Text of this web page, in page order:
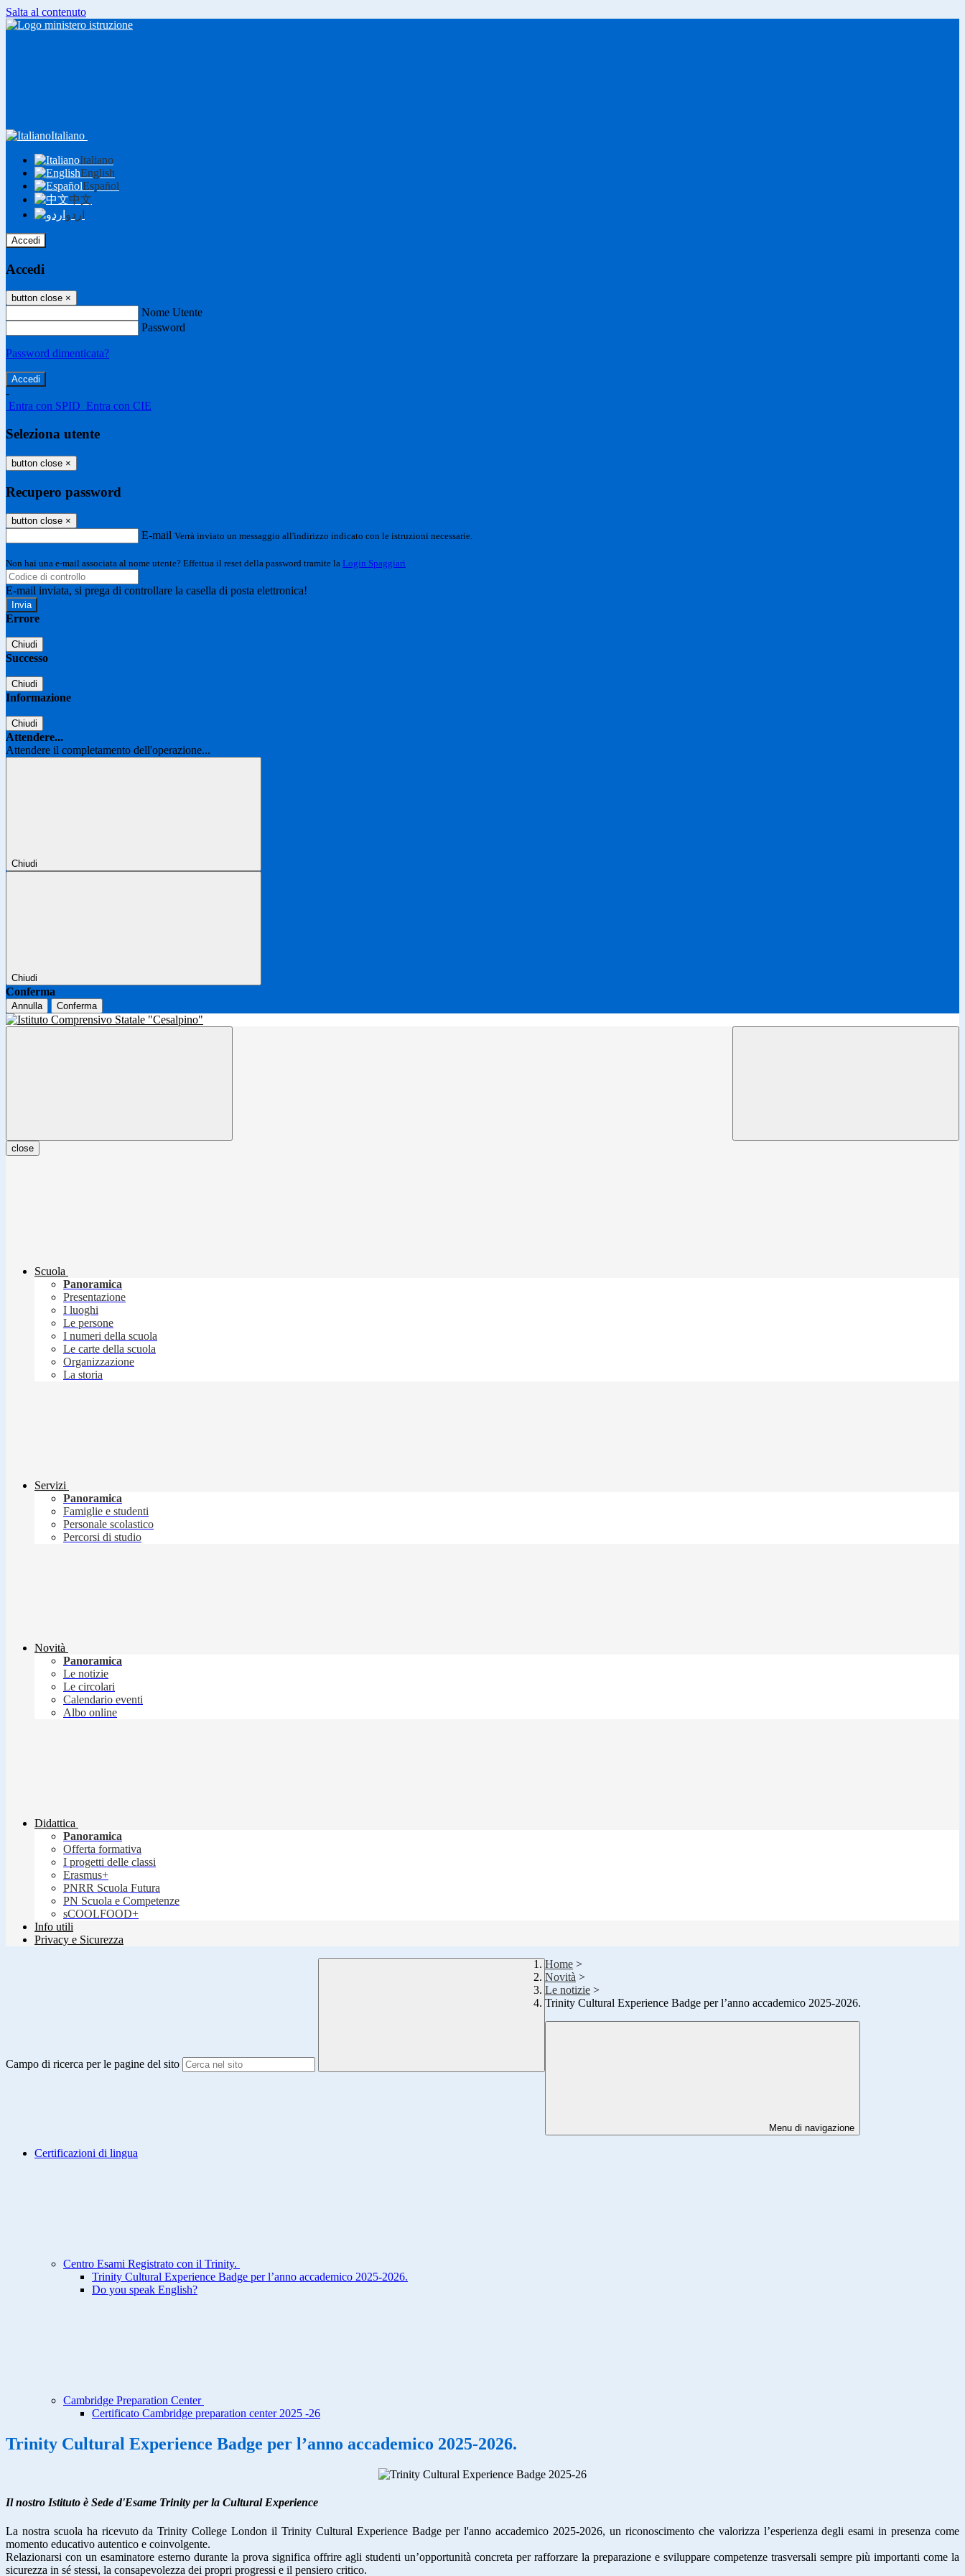
Salta al contenuto
Italiano
Italiano
English
Español
中文
اردو
Accedi
Accedi
button close ×
Nome Utente
Password
Password dimenticata?
-
Entra con SPID Entra con CIE
Seleziona utente
button close ×
Recupero password
button close ×
E-mail Verrà inviato un messaggio all'indirizzo indicato con le istruzioni necessarie.
Non hai una e-mail associata al nome utente? Effettua il reset della password tramite la Login Spaggiari
E-mail inviata, si prega di controllare la casella di posta elettronica!
Errore
Chiudi
Successo
Chiudi
Informazione
Chiudi
Attendere...
Attendere il completamento dell'operazione...
Chiudi
Chiudi
Conferma
Annulla Conferma
close
Scuola
Panoramica
Presentazione
I luoghi
Le persone
I numeri della scuola
Le carte della scuola
Organizzazione
La storia
Servizi
Panoramica
Famiglie e studenti
Personale scolastico
Percorsi di studio
Novità
Panoramica
Le notizie
Le circolari
Calendario eventi
Albo online
Didattica
Panoramica
Offerta formativa
I progetti delle classi
Erasmus+
PNRR Scuola Futura
PN Scuola e Competenze
sCOOLFOOD+
Info utili
Privacy e Sicurezza
Campo di ricerca per le pagine del sito
Home >
Novità >
Le notizie >
Trinity Cultural Experience Badge per l’anno accademico 2025-2026.
Menu di navigazione
Certificazioni di lingua
Centro Esami Registrato con il Trinity.
Trinity Cultural Experience Badge per l’anno accademico 2025-2026.
Do you speak English?
Cambridge Preparation Center
Certificato Cambridge preparation center 2025 -26
Trinity Cultural Experience Badge per l’anno accademico 2025-2026.
Il nostro Istituto è Sede d'Esame Trinity per la Cultural Experience
La nostra scuola ha ricevuto da Trinity College London il Trinity Cultural Experience Badge per l'anno accademico 2025-2026, un riconoscimento che valorizza l’esperienza degli esami in presenza come
momento educativo autentico e coinvolgente.
Relazionarsi con un esaminatore esterno durante la prova significa offrire agli studenti un’opportunità concreta per rafforzare la preparazione e sviluppare competenze trasversali sempre più importanti come la
sicurezza in sé stessi, la consapevolezza dei propri progressi e il pensiero critico.